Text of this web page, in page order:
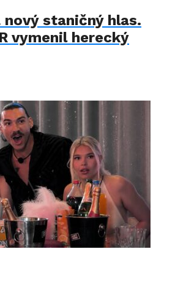
staničný hlas.
vymenil herecký